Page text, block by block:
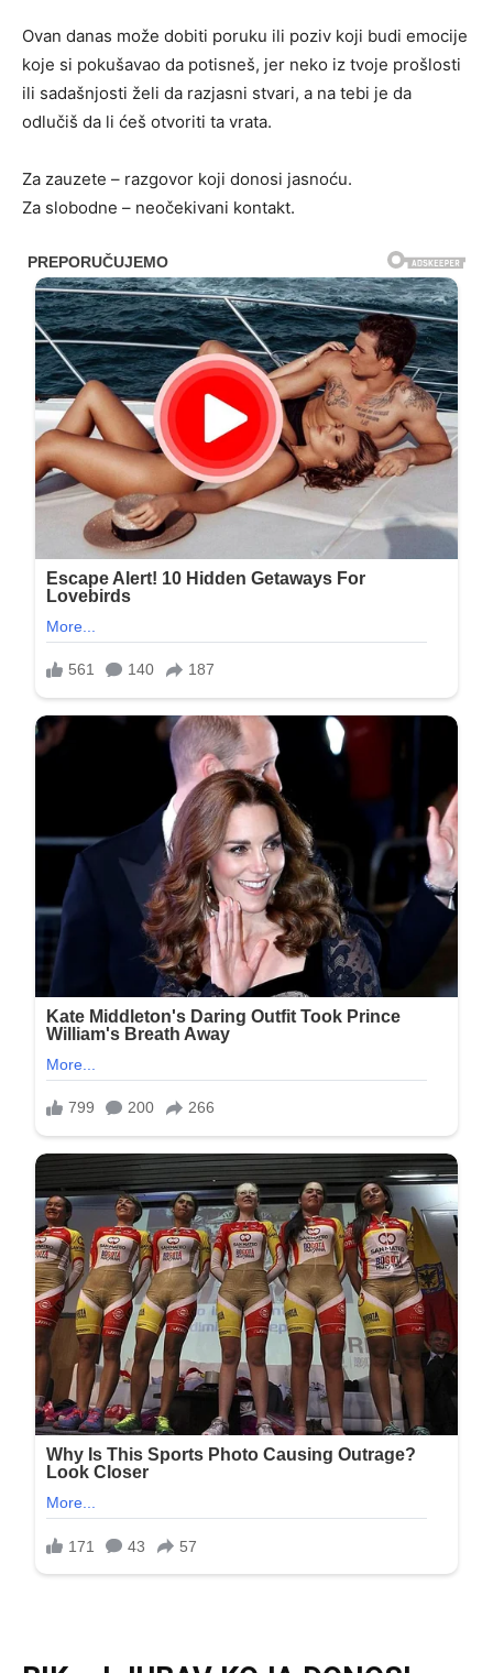
Ovan danas može dobiti poruku ili poziv koji budi emocije
koje si pokušavao da potisneš, jer neko iz tvoje prošlosti
ili sadašnjosti želi da razjasni stvari, a na tebi je da
odlučiš da li ćeš otvoriti ta vrata.
Za zauzete – razgovor koji donosi jasnoću.
Za slobodne – neočekivani kontakt.